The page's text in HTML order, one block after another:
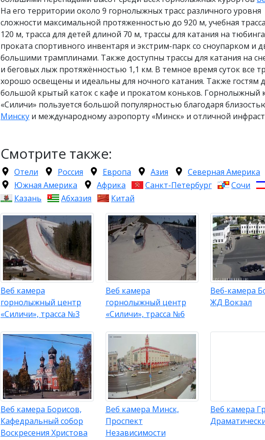
На его территории около 9 горнолыжных трасс различного уровня
сложности максимальной протяженностью до 920 м, учебная
120 м, трасса для детей длиной 70 м, трассы для катания на
проката спортивного инвентаря и экстрим-парк со сноупарком и
большими трамплинами. Также доступны трассы для катания на
и беговых лыж протяжённостью 1,1 км. В темное время суток все
хорошо освещены и идеальны для ночного катания. Также гостям
большой крытый каток с кафе и прокатом коньков. Горнолыжный
«Силичи» пользуется большой популярностью благодаря
Минску и международному аэропорту «Минск» и отличной
Смотрите также:
Отели Россия Европа Азия
Северная Америка
Южная Америка
Африка Санкт-Петербург Сочи
Казань
Абхазия Китай
Веб камера
горнолыжный центр
«Силичи», трасса №3
Веб камера
горнолыжный центр
«Силичи», трасса №6
Веб-камера
ЖД Вокзал
Веб камера Борисов,
Кафедральный собор
Воскресения Христова
Веб камера Минск,
Проспект
Независимости
Веб камера